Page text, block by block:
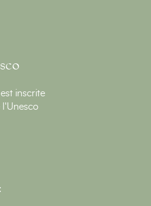
inscrite
l'Unesco